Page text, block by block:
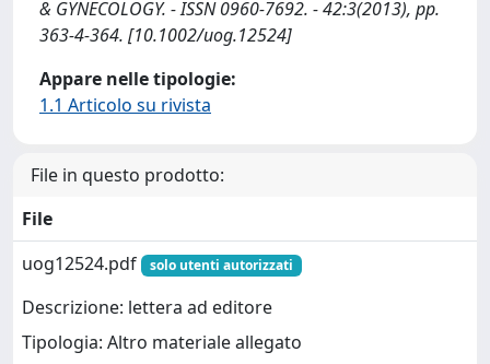
& GYNECOLOGY. - ISSN 0960-7692. - 42:3(2013), pp.
363-4-364. [10.1002/uog.12524]
Appare nelle tipologie:
1.1 Articolo su rivista
File in questo prodotto:
File
uog12524.pdf
solo utenti autorizzati
Descrizione: lettera ad editore
Tipologia: Altro materiale allegato